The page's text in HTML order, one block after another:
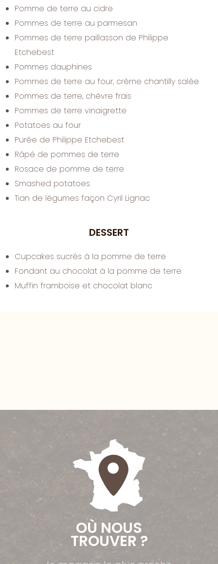
Pomme de terre au cidre
Pommes de terre au parmesan
Pommes de terre paillasson de Philippe
Etchebest
Pommes dauphines
Pommes de terre au four, crème chantilly salée
Pommes de terre, chèvre frais
Pommes de terre vinaigrette
Potatoes au four
Purée de Philippe Etchebest
Râpé de pommes de terre
Rosace de pomme de terre
Smashed potatoes
Tian de légumes façon Cyril Lignac
DESSERT
Cupcakes sucrés à la pomme de terre
Fondant au chocolat à la pomme de terre
Muffin framboise et chocolat blanc
OÙ NOUS
TROUVER ?